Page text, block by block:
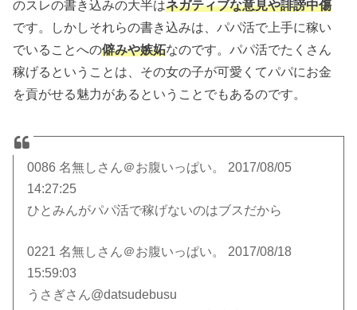
のスレの書き込みの大半はネガティブな意見や誹謗中傷
です。しかしそれらの書き込みは、パパ活で上手に稼い
でいることへの僻みや嫉妬なのです。パパ活でたくさん
稼げるということは、その女の子が可愛くてパパにお金
を貢がせる魅力があるということでもあるのです。
0086 名無しさん＠お腹いっぱい。 2017/08/05
14:27:25
ひとみんがパパ活で稼げないのはブスだから
0221 名無しさん＠お腹いっぱい。 2017/08/18
15:59:03
うさぎさん@datsudebusu